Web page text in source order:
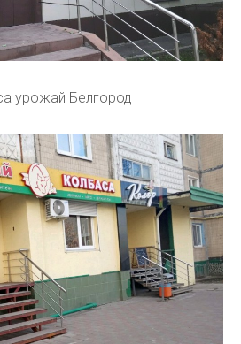
урожай Белгород